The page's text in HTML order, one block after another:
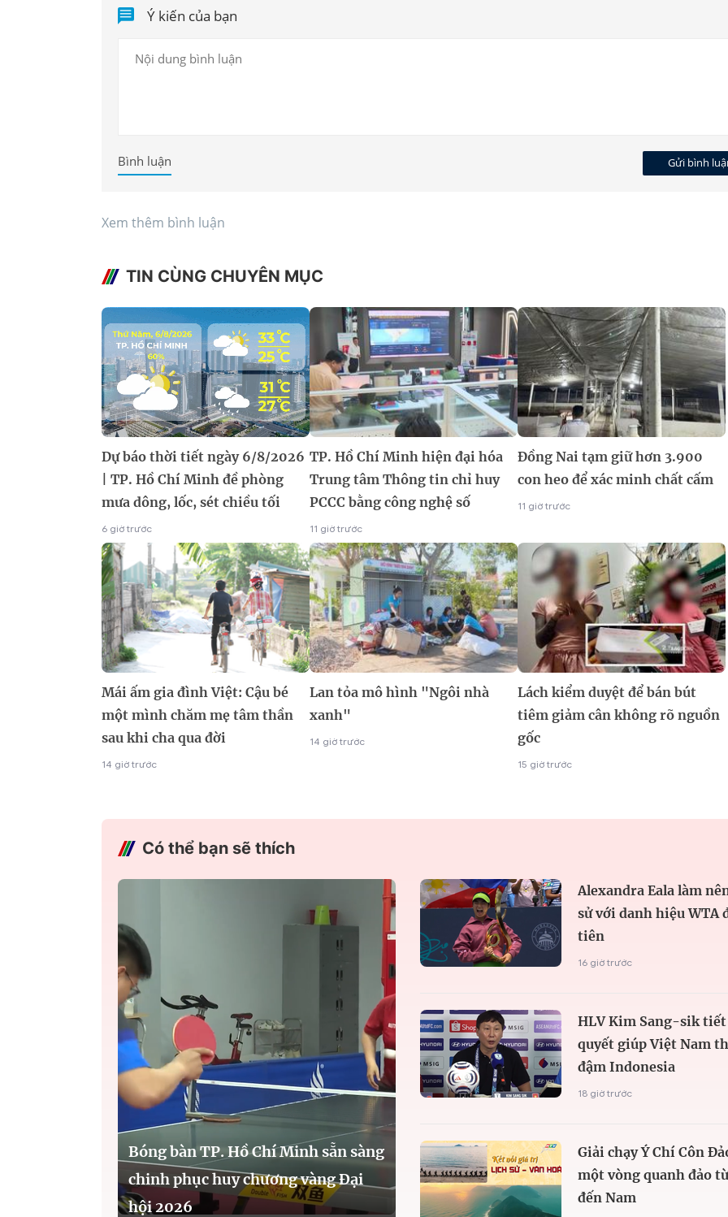
Ý kiến của bạn
Gửi bình
Bình luận
Xem thêm bình luận
TIN CÙNG CHUYÊN MỤC
Dự báo thời tiết ngày 6/8/2026
| TP. Hồ Chí Minh đề phòng
mưa dông, lốc, sét chiều tối
6 giờ trước
TP. Hồ Chí Minh hiện đại hóa
Trung tâm Thông tin chỉ huy
PCCC bằng công nghệ số
11 giờ trước
Đồng Nai tạm giữ hơn 3.900
con heo để xác minh chất cấm
11 giờ trước
Mái ấm gia đình Việt: Cậu bé
một mình chăm mẹ tâm thần
sau khi cha qua đời
14 giờ trước
Lan tỏa mô hình "Ngôi nhà
xanh"
14 giờ trước
Lách kiểm duyệt để bán bút
tiêm giảm cân không rõ nguồn
gốc
15 giờ trước
Có thể bạn sẽ thích
Bóng bàn TP. Hồ Chí Minh sẵn sàng
chinh phục huy chương vàng Đại
hội 2026
Alexandra Eala làm
sử với danh hiệu WTA
tiên
16 giờ trước
HLV Kim Sang-sik
quyết giúp Việt Nam
đậm Indonesia
18 giờ trước
Giải chạy Ý Chí Côn
một vòng quanh đảo
đến Nam